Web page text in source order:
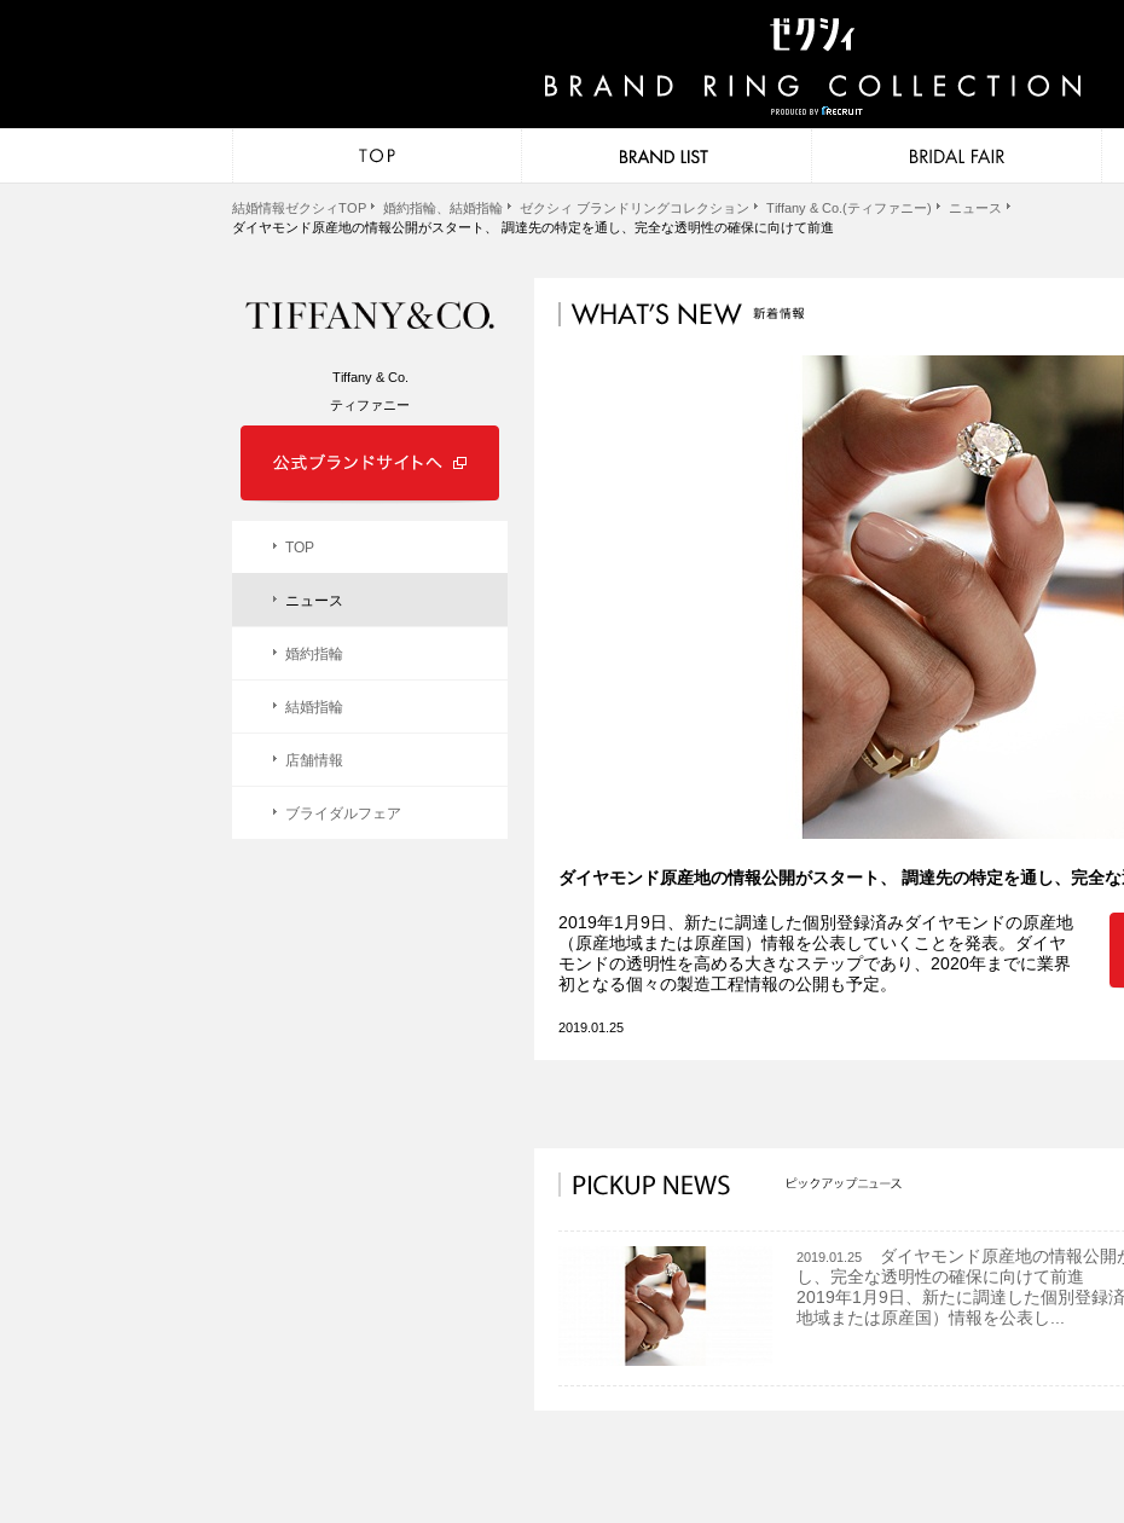
結婚情報ゼクシィTOP 婚約指輪、結婚指輪 ゼクシィ ブランドリングコレクション Tiffany & Co.(ティファニー)
ニュース
ダイヤモンド原産地の情報公開がスタート、 調達先の特定を通し、完全な透明性の確保に向けて前進
Tiffany & Co.
ティファニー
TOP
ニュース
婚約指輪
結婚指輪
店舗情報
ブライダルフェア
ダイヤモンド原産地の情報公開がスタート、 調達先の特定を通し、完全
2019年1月9日、新たに調達した個別登録済みダイヤモンドの原産地
（原産地域または原産国）情報を公表していくことを発表。ダイヤ
モンドの透明性を高める大きなステップであり、2020年までに業界
初となる個々の製造工程情報の公開も予定。
2019.01.25
2019.01.25
ダイヤモンド原産地の情報公
し、完全な透明性の確保に向けて前進
2019年1月9日、新たに調達した個別登録
地域または原産国）情報を公表し...